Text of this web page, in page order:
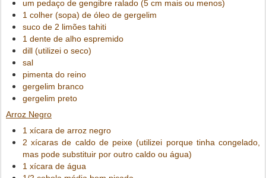
um pedaço de gengibre ralado (5 cm mais ou menos)
1 colher (sopa) de óleo de gergelim
suco de 2 limões tahiti
1 dente de alho espremido
dill (utilizei o seco)
sal
pimenta do reino
gergelim branco
gergelim preto
Arroz Negro
1 xícara de arroz negro
2 xícaras de caldo de peixe (utilizei porque tinha congelado,
mas pode substituir por outro caldo ou água)
1 xícara de água